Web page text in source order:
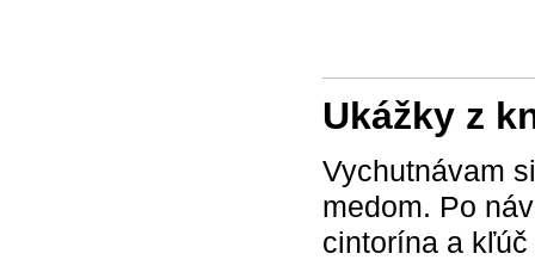
Ukážky z
Vychutnávam
medom. Po
cintorína a